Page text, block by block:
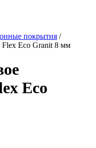
покрытия /
Eco Granit 8 мм
Eco